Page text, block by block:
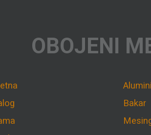
OBOJENI
Bakar